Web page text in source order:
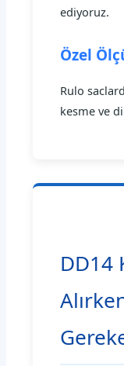
ediyoruz.
Özel
Rulo
kesme ve
DD14